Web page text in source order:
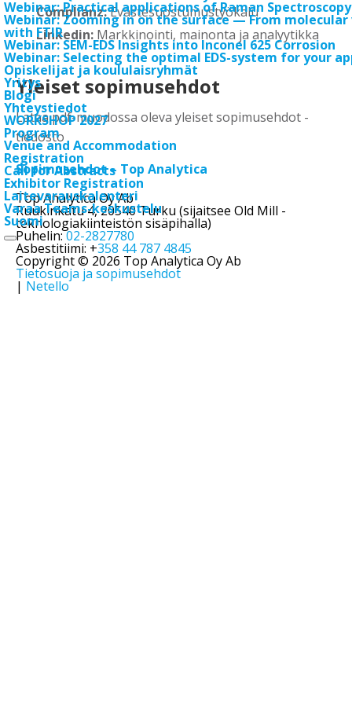
Webinar: Practical applications of Raman Spectroscopy
Webinar: Zooming in on the surface — From
with FTIR
Webinar: SEM-EDS Insights into Inconel 625 Corrosion
Webinar: Selecting the optimal EDS-system for your
Opiskelijat ja koululaisryhmät
Yritys
Blogi
Yhteystiedot
WORKSHOP 2027
Program
Venue and Accommodation
Registration
Call for Abstracts
Exhibitor Registration
Laitevarauskalenteri
Varaa Teams-keskustelu
Suomi
Complianz:Evästesuostumustyökalu
Linkedin:Markkinointi, mainonta ja analyytikka
Yleiset sopimusehdot
Lataa pdf-muodossa oleva yleiset sopimusehdot -
tiedosto
Sopimusehdot – Top Analytica
Top Analytica Oy Ab
Ruukinkatu 4, 20540 Turku (sijaitsee Old Mill -
teknologiakiinteistön sisäpihalla)
Puhelin:02-2827780
Asbestitiimi: +358 44 787 4845
Copyright © 2026 Top Analytica Oy Ab
Tietosuoja ja sopimusehdot
| Netello